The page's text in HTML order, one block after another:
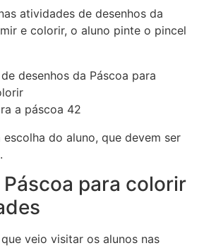
atividades de desenhos da
e colorir, o aluno pinte o pincel
a páscoa 42
do aluno, que devem ser
para colorir
veio visitar os alunos nas